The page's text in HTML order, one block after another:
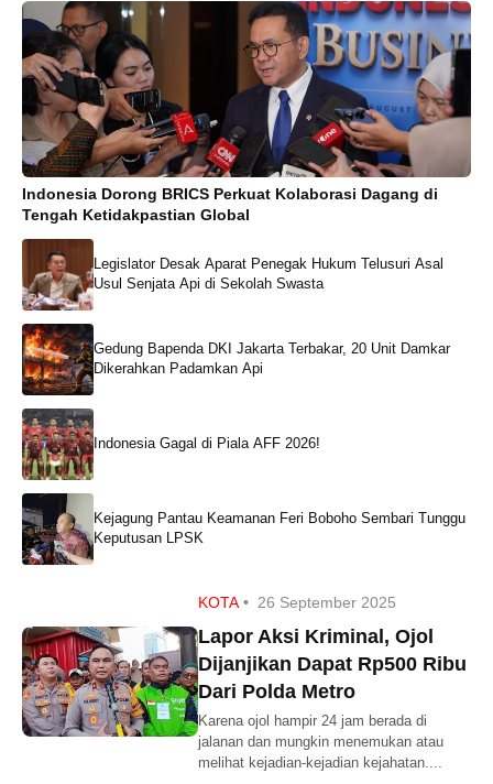
Indonesia Dorong BRICS Perkuat Kolaborasi Dagang di
Tengah Ketidakpastian Global
Legislator Desak Aparat Penegak Hukum Telusuri Asal
Usul Senjata Api di Sekolah Swasta
Gedung Bapenda DKI Jakarta Terbakar, 20 Unit Damkar
Dikerahkan Padamkan Api
Indonesia Gagal di Piala AFF 2026!
Kejagung Pantau Keamanan Feri Boboho Sembari Tunggu
Keputusan LPSK
KOTA • 26 September 2025
Lapor Aksi Kriminal, Ojol
Dijanjikan Dapat Rp500 Ribu
Dari Polda Metro
Karena ojol hampir 24 jam berada di
jalanan dan mungkin menemukan atau
melihat kejadian-kejadian kejahatan....